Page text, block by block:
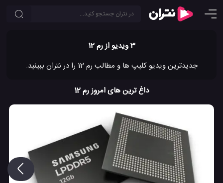
3 ویدیو از رم 12
جدیدترین ویدیو کلیپ ها و مطالب رم 12 را در نتران ببینید.
داغ ترین های امروز رم 12